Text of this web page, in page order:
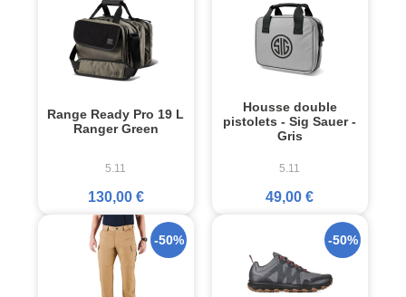
Range Ready Pro 19 L
Ranger Green
5.11
130,00 €
Housse double
pistolets - Sig Sauer -
Gris
5.11
49,00 €
-50% -50%